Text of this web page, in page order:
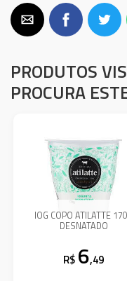
PRODUTOS
PROCURA
IOG COPO ATILATTE
DESNATADO
R$ 6,49